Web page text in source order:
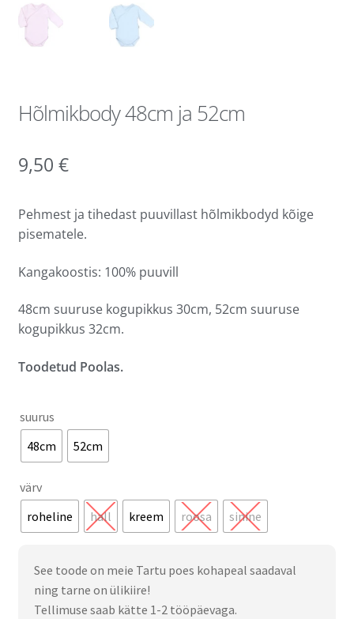
Hõlmikbody 48cm ja 52cm
9,50 €
Pehmest ja tihedast puuvillast hõlmikbodyd kõige
pisematele.
Kangakoostis: 100% puuvill
48cm suuruse kogupikkus 30cm, 52cm suuruse
kogupikkus 32cm.
Toodetud Poolas.
suurus
48cm
52cm
värv
roheline
hall kreem roosa sinine
See toode on meie Tartu poes kohapeal saadaval
ning tarne on ülikiire!
Tellimuse saab kätte 1-2 tööpäevaga.